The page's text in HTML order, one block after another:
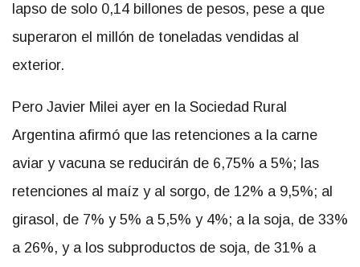
lapso de solo 0,14 billones de pesos, pese a que
superaron el millón de toneladas vendidas al
exterior.
Pero Javier Milei ayer en la Sociedad Rural
Argentina afirmó que las retenciones a la carne
aviar y vacuna se reducirán de 6,75% a 5%; las
retenciones al maíz y al sorgo, de 12% a 9,5%; al
girasol, de 7% y 5% a 5,5% y 4%; a la soja, de 33%
a 26%, y a los subproductos de soja, de 31% a